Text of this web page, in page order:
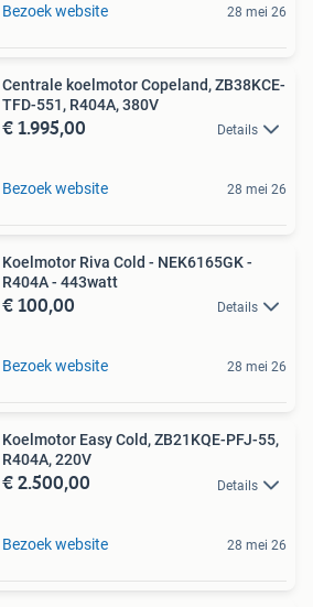
Bezoek website 28 mei 26
Centrale koelmotor Copeland, ZB38KCE-
TFD-551, R404A, 380V
€ 1.995,00 Details
Bezoek website 28 mei 26
Koelmotor Riva Cold - NEK6165GK -
R404A - 443watt
€ 100,00 Details
Bezoek website 28 mei 26
Koelmotor Easy Cold, ZB21KQE-PFJ-55,
R404A, 220V
€ 2.500,00 Details
Bezoek website 28 mei 26